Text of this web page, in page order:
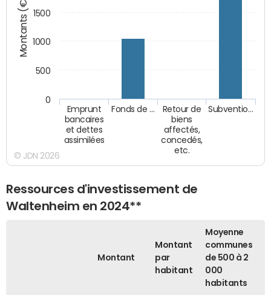
Montants (€)
Emprunt
bancaires
et dettes
assimilées
Fonds de …
Retour de
biens
affectés,
concedés,
etc.
Subventio…
0
500
1000
1500
© JDN 2026
Ressources d'investissement de
Waltenheim en 2024**
Montant
Montant
par
habitant
Moyenne
communes
de 500 à 2
000
habitants